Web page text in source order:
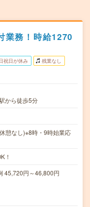
業務！時給1270
祝日が休み 残業なし
から徒歩5分
憩なし)※8時・9時始業応
！
45,720円～46,800円